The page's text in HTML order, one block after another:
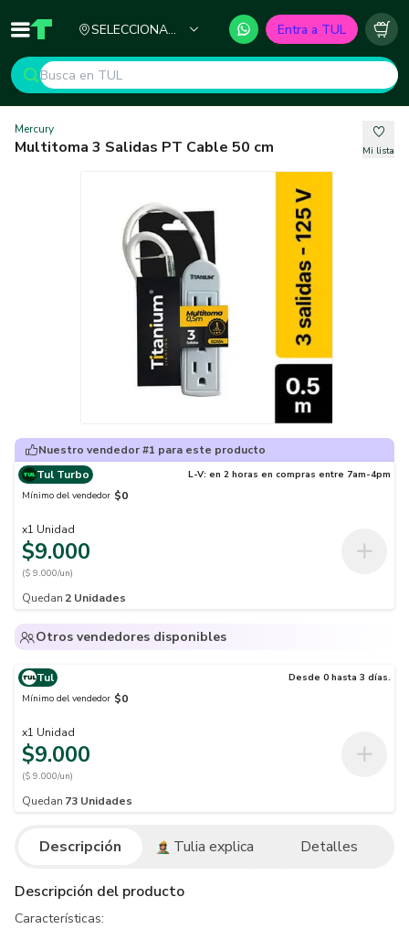
Inicio TUL - Tu Marketplace de Construcción
SELECCIONA
Entra a TUL
Mercury
Multitoma 3 Salidas PT Cable 50 cm Mi lista
Nuestro vendedor #1 para este producto
Tul Turbo
L-V: en 2 horas en compras entre 7am-4pm
Mínimo del vendedor $0
x1 Unidad
$9.000
($ 9.000/un)
Quedan 2 Unidades
Otros vendedores disponibles
Tul
Desde 0 hasta 3 días.
Mínimo del vendedor $0
x1 Unidad
$9.000
($ 9.000/un)
Quedan 73 Unidades
Descripción Tulia explica Detalles
Descripción del producto
Características: